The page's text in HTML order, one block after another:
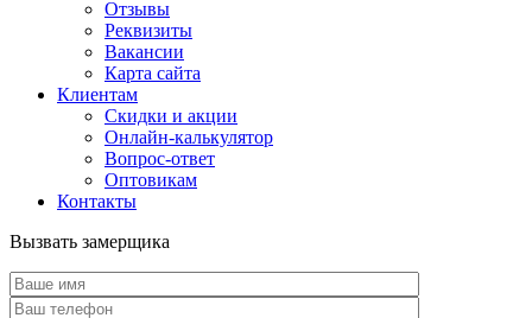
Отзывы
Реквизиты
Вакансии
Карта сайта
Клиентам
Скидки и акции
Онлайн-калькулятор
Вопрос-ответ
Оптовикам
Контакты
Вызвать замерщика